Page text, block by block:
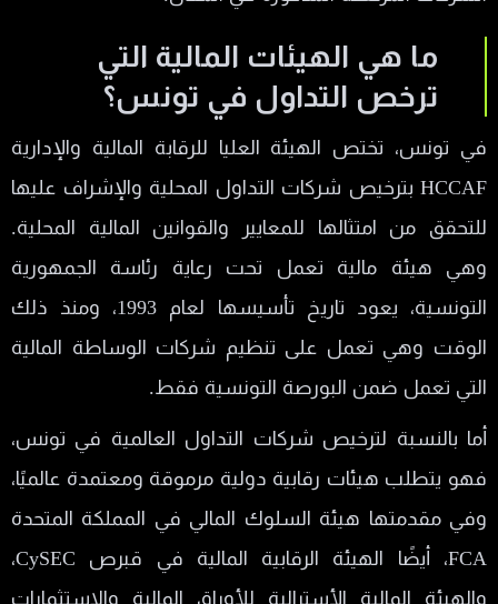
ما هي الهيئات المالية التي
ترخص التداول في تونس؟
في تونس، تختص الهيئة العليا للرقابة المالية والإدارية
HCCAF بترخيص شركات التداول المحلية والإشراف عليها
للتحقق من امتثالها للمعايير والقوانين المالية المحلية.
وهي هيئة مالية تعمل تحت رعاية رئاسة الجمهورية
التونسية، يعود تاريخ تأسيسها لعام 1993، ومنذ ذلك
الوقت وهي تعمل على تنظيم شركات الوساطة المالية
التي تعمل ضمن البورصة التونسية فقط.
أما بالنسبة لترخيص شركات التداول العالمية في تونس،
فهو يتطلب هيئات رقابية دولية مرموقة ومعتمدة عالميًا،
وفي مقدمتها هيئة السلوك المالي في المملكة المتحدة
FCA، أيضًا الهيئة الرقابية المالية في قبرص CySEC،
والهيئة المالية الأسترالية للأوراق المالية والاستثمارات